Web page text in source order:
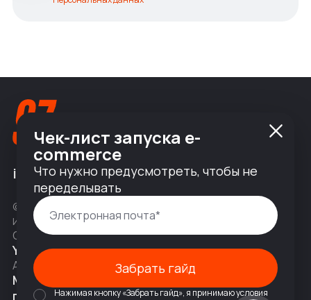
info@nineseven.ru
© 2010 — 2026 ООО «Найнсевен», УНП 191376768,
ИНН 9710142077, КПП 771001001, ОГРН 1247700831377
Соц сети
YouTubeНаписать в Telegram
Адрес
Москва, 2-я Тверская-Ямская 18,
помещ. 7/2
Чек-лист запуска e-
commerce
Что нужно предусмотреть, чтобы не
переделывать
Забрать гайд
Нажимая кнопку «Забрать гайд», я принимаю условия